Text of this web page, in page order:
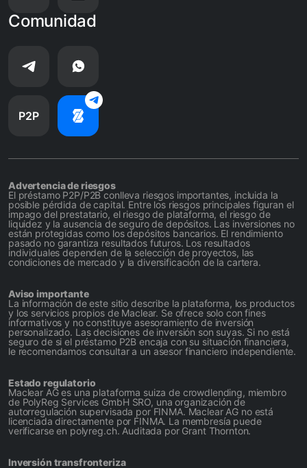
Comunidad
P2P
Advertencia de riesgos
El préstamo P2P/P2B conlleva riesgos importantes, incluida la
posible pérdida de capital. Entre los riesgos principales figuran el
impago del prestatario, el riesgo de plataforma, el riesgo de
liquidez y la ausencia de seguro de depósitos. Las inversiones no
están protegidas como los depósitos bancarios. El rendimiento
pasado no garantiza resultados futuros. Los resultados
individuales dependen de la selección de proyectos, las
condiciones de mercado y la diversificación de la cartera.
Aviso importante
La información de este sitio describe la plataforma, los productos
y los servicios propios de Maclear. Se ofrece solo con fines
informativos y no constituye asesoramiento de inversión
personalizado. Las decisiones de inversión son suyas. Si no está
seguro de si el préstamo P2B encaja con su situación financiera,
le recomendamos consultar a un asesor financiero independiente.
Estado regulatorio
Maclear AG es una plataforma suiza de crowdlending, miembro
de PolyReg Services GmbH SRO, una organización de
autorregulación supervisada por FINMA. Maclear AG no está
licenciada directamente por FINMA. La membresía puede
verificarse en polyreg.ch. Auditada por Grant Thornton.
Inversión transfronteriza